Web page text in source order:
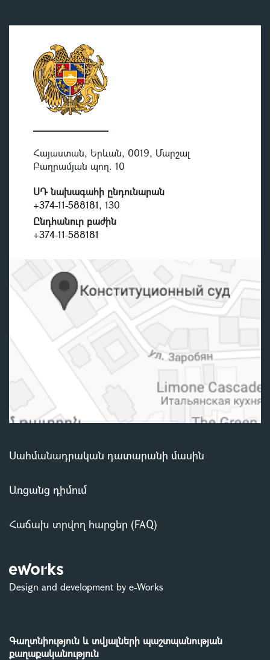
Հայաստան, Երևան, 0019, Մարշալ
Բաղրամյան պող. 10
ՍԴ նախագահի ընդունարան
+374-11-588181, 130
Ընդհանուր բաժին
+374-11-588181
Սահմանադրական դատարանի մասին
Առցանց դիմում
Հաճախ տրվող հարցեր (FAQ)
Design and development by e-Works
Գաղտնիություն և տվյալների պաշտպանության
քաղաքականություն